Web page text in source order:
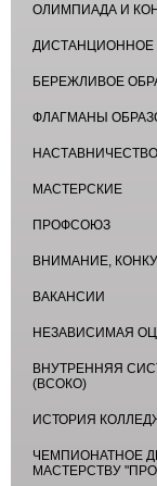
ОЛИМПИАДА И
ДИСТАНЦИОННОЕ
БЕРЕЖЛИВОЕ
ФЛАГМАНЫ
НАСТАВНИЧЕСТВО
МАСТЕРСКИЕ
ПРОФСОЮЗ
ВНИМАНИЕ,
ВАКАНСИИ
НЕЗАВИСИМАЯ
ВНУТРЕННЯЯ
(ВСОКО)
ИСТОРИЯ
ЧЕМПИОНАТНОЕ
МАСТЕРСТВУ